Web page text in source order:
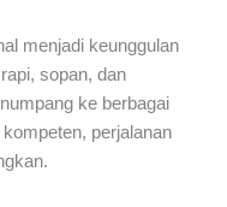
menjadi keunggulan
sopan, dan
ke berbagai
perjalanan